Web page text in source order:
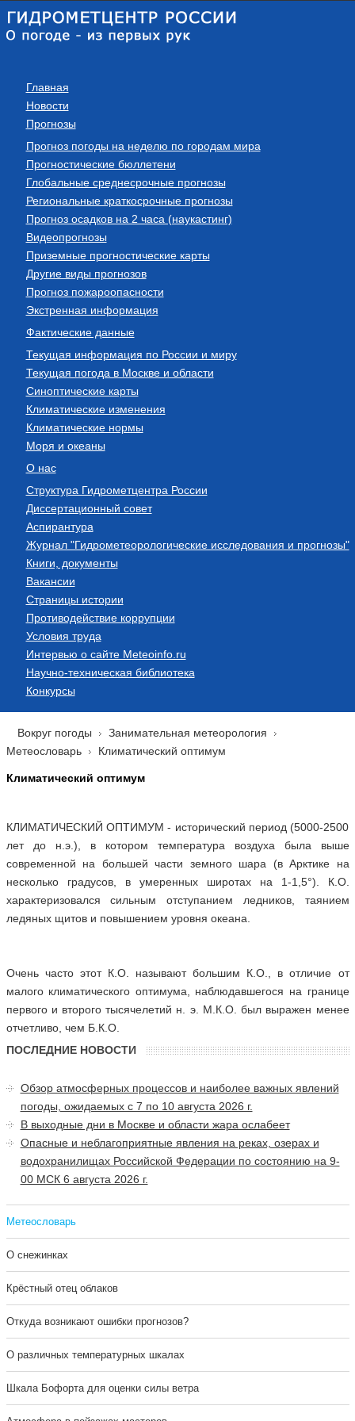
Главная
Новости
Прогнозы
Прогноз погоды на неделю по городам мира
Прогностические бюллетени
Глобальные среднесрочные прогнозы
Региональные краткосрочные прогнозы
Прогноз осадков на 2 часа (наукастинг)
Видеопрогнозы
Приземные прогностические карты
Другие виды прогнозов
Прогноз пожароопасности
Экстренная информация
Фактические данные
Текущая информация по России и миру
Текущая погода в Москве и области
Синоптические карты
Климатические изменения
Климатические нормы
Моря и океаны
О нас
Структура Гидрометцентра России
Диссертационный совет
Аспирантура
Журнал "Гидрометеорологические исследования и прогнозы"
Книги, документы
Вакансии
Страницы истории
Противодействие коррупции
Условия труда
Интервью о сайте Meteoinfo.ru
Научно-техническая библиотека
Конкурсы
Вокруг погоды
Занимательная метеорология
Метеословарь
Климатический оптимум
Климатический оптимум
КЛИМАТИЧЕСКИЙ ОПТИМУМ - исторический период (5000-2500
лет до н.э.), в котором температура воздуха была выше
современной на большей части земного шара (в Арктике на
несколько градусов, в умеренных широтах на 1-1,5°). К.О.
характеризовался сильным отступанием ледников, таянием
ледяных щитов и повышением уровня океана.
Очень часто этот К.О. называют большим К.О., в отличие от
малого климатического оптимума, наблюдавшегося на границе
первого и второго тысячелетий н. э. М.К.О. был выражен менее
отчетливо, чем Б.К.О.
ПОСЛЕДНИЕ НОВОСТИ
Обзор атмосферных процессов и наиболее важных явлений
погоды, ожидаемых с 7 по 10 августа 2026 г.
В выходные дни в Москве и области жара ослабеет
Опасные и неблагоприятные явления на реках, озерах и
водохранилищах Российской Федерации по состоянию на 9-
00 МСК 6 августа 2026 г.
Метеословарь
О снежинках
Крёстный отец облаков
Откуда возникают ошибки прогнозов?
О различных температурных шкалах
Шкала Бофорта для оценки силы ветра